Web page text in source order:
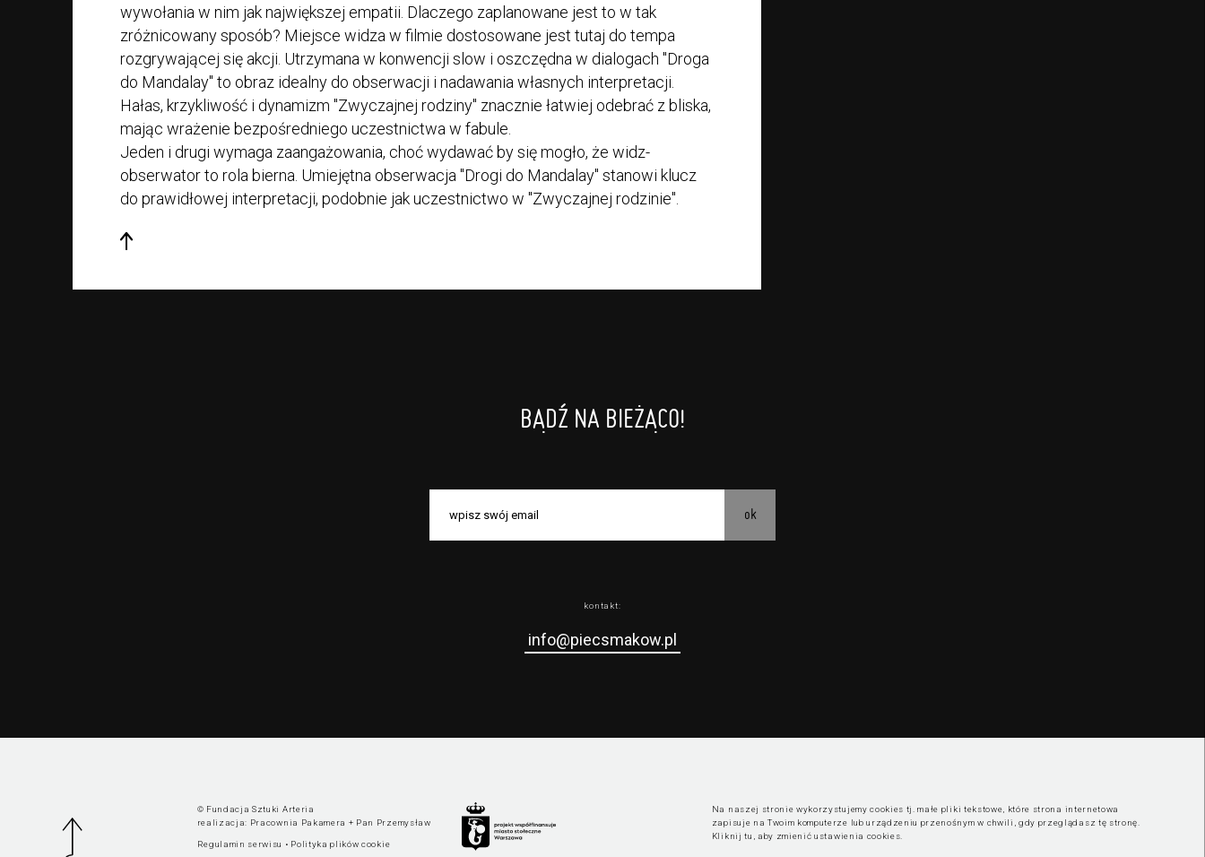
wywołania w nim jak największej empatii. Dlaczego zaplanowane jest to w tak
zróżnicowany sposób? Miejsce widza w filmie dostosowane jest tutaj do tempa
rozgrywającej się akcji. Utrzymana w konwencji slow i oszczędna w dialogach "Droga
do Mandalay" to obraz idealny do obserwacji i nadawania własnych interpretacji.
Hałas, krzykliwość i dynamizm "Zwyczajnej rodziny" znacznie łatwiej odebrać z bliska,
mając wrażenie bezpośredniego uczestnictwa w fabule.
Jeden i drugi wymaga zaangażowania, choć wydawać by się mogło, że widz-
obserwator to rola bierna. Umiejętna obserwacja "Drogi do Mandalay" stanowi klucz
do prawidłowej interpretacji, podobnie jak uczestnictwo w "Zwyczajnej rodzinie".
BĄDŹ NA BIEŻĄCO!
ok
kontakt:
info@piecsmakow.pl
© Fundacja Sztuki Arteria
realizacja: Pracownia Pakamera + Pan Przemysław
Regulamin serwisu • Polityka plików cookie
Na naszej stronie wykorzystujemy cookies tj. małe pliki tekstowe, które strona internetowa
zapisuje na Twoim komputerze lub urządzeniu przenośnym w chwili, gdy przeglądasz tę stronę.
Kliknij tu, aby zmienić ustawienia cookies